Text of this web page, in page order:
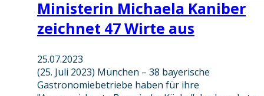
Ministerin Michaela Kaniber
zeichnet 47 Wirte aus
25.07.2023
(25. Juli 2023) München – 38 bayerische
Gastronomiebetriebe haben für ihre